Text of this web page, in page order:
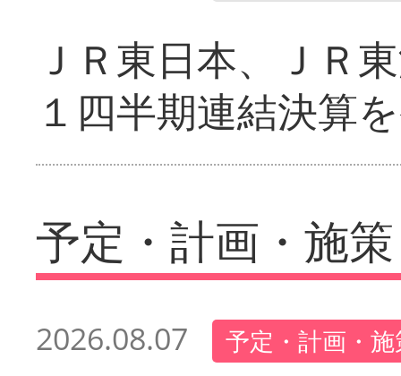
ＪＲ東日本、ＪＲ
１四半期連結決算
予定・計画・施策
2026.08.07 予定・計画・